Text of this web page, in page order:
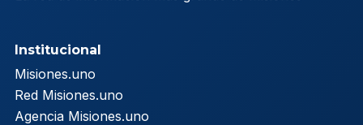
Institucional
Misiones.uno
Red Misiones.uno
Agencia Misiones.uno